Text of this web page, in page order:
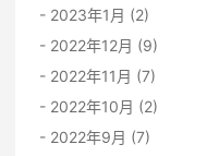
2023年1月 (2)
2022年12月 (9)
2022年11月 (7)
2022年10月 (2)
2022年9月 (7)